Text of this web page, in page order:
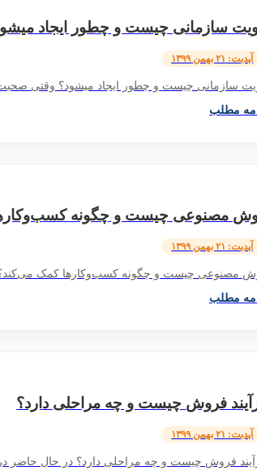
سازمانی چیست و چطور ایجاد
آپدیت: ۲۱ بهمن ۱۳۹۹
سازمانی چیست و چطور ایجاد می­شود؟ وقتی صحبت
مطلب
مصنوعی چیست و چگونه
آپدیت: ۲۱ بهمن ۱۳۹۹
چیست و چگونه کسب‌وکارها کمک می‌کند؟ در سال ۱۹۵۶ بود که فناوری هوش مصنوعی در
مطلب
فروش چیست و چه مراحلی دارد؟
آپدیت: ۲۱ بهمن ۱۳۹۹
فروش چیست و چه مراحلی دارد؟ در حال حاضر